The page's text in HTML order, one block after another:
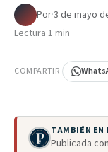
Por·3 de mayo
Lectura 1 min
COMPARTIR
TAMBIÉN EN
Publicada